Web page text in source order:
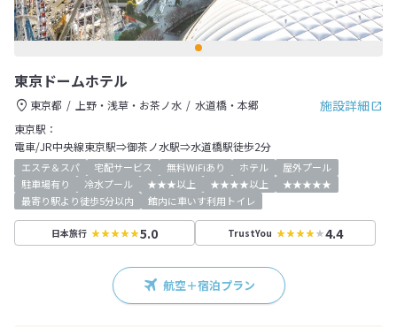
東京ドームホテル
施設詳細
東京都 上野・浅草・お茶ノ水
水道橋・本郷
東京駅：
電車/JR中央線東京駅⇒御茶ノ水駅⇒水道橋駅徒歩2分
エステ＆スパ 宅配サービス 無料WiFiあり ホテル
屋外プール
駐車場有り
冷水プール ★★★以上 ★★★★以上
★★★★★
最寄り駅より徒歩5分以内
館内に車いす利用トイレ
日本旅行 5.0 TrustYou 4.4
航空＋宿泊プラン